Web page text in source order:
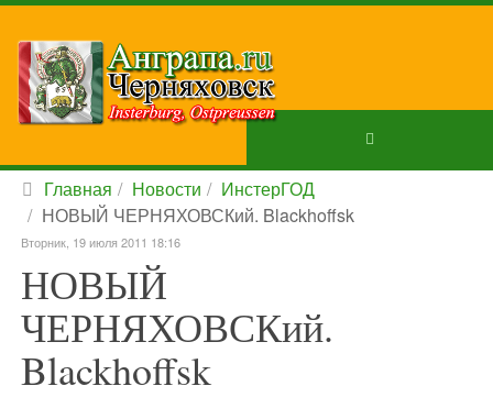
Главная Новости
ИнстерГОД
НОВЫЙ ЧЕРНЯХОВСКий. Blackhoffsk
Вторник, 19 июля 2011 18:16
НОВЫЙ
ЧЕРНЯХОВСКий.
Blackhoffsk